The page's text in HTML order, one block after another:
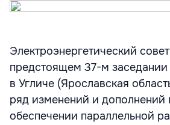
Электроэнергетический
предстоящем 37-м заседании
в Угличе (Ярославская
ряд изменений и дополнений
обеспечении параллельной